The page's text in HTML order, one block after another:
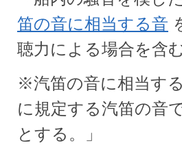
笛の音に相当する音
聴力による場合を含む
※汽笛の音に相当する
に規定する汽笛の音
とする。」